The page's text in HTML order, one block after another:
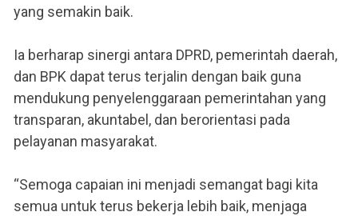
yang semakin baik.
Ia berharap sinergi antara DPRD, pemerintah daerah,
dan BPK dapat terus terjalin dengan baik guna
mendukung penyelenggaraan pemerintahan yang
transparan, akuntabel, dan berorientasi pada
pelayanan masyarakat.
“Semoga capaian ini menjadi semangat bagi kita
semua untuk terus bekerja lebih baik, menjaga